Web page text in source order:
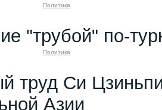
Политика
"трубой" по-
Политика
труд Си
Азии